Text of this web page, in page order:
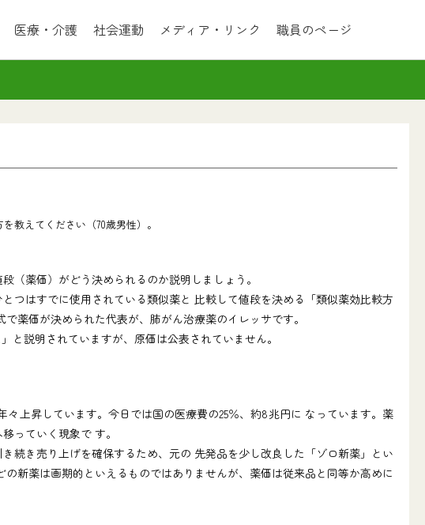
医療・介護 社会運動 メディア・リンク 職員のページ
えてください（70歳男性）。
（薬価）がどう決められるのか説明しましょう。
つはすでに使用されている類似薬と 比較して値段を決める「類似薬効比較方
薬価が決められた代表が、肺がん治療薬のイレッサです。
説明されていますが、原価は公表されていません。
上昇しています。今日では国の医療費の25％、約8兆円に なっています。薬
っていく現象で す。
続き売り上げを確保するため、元の 先発品を少し改良した「ゾロ新薬」とい
新薬は画期的といえるものではありませんが、薬価は従来品と同等か高めに